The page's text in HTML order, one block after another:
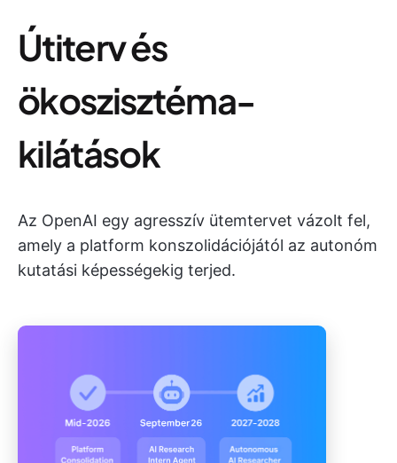
Útiterv és
ökoszisztéma-
kilátások
Az OpenAI egy agresszív ütemtervet vázolt fel,
amely a platform konszolidációjától az autonóm
kutatási képességekig terjed.